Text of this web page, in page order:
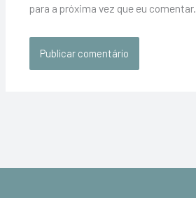
para a próxima vez que eu comentar.